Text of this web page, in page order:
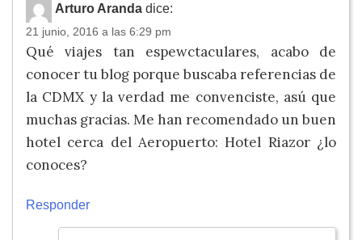
Arturo Aranda dice:
21 junio, 2016 a las 6:29 pm
Qué viajes tan espewctaculares, acabo de
conocer tu blog porque buscaba referencias de
la CDMX y la verdad me convenciste, asú que
muchas gracias. Me han recomendado un buen
hotel cerca del Aeropuerto: Hotel Riazor ¿lo
conoces?
Responder